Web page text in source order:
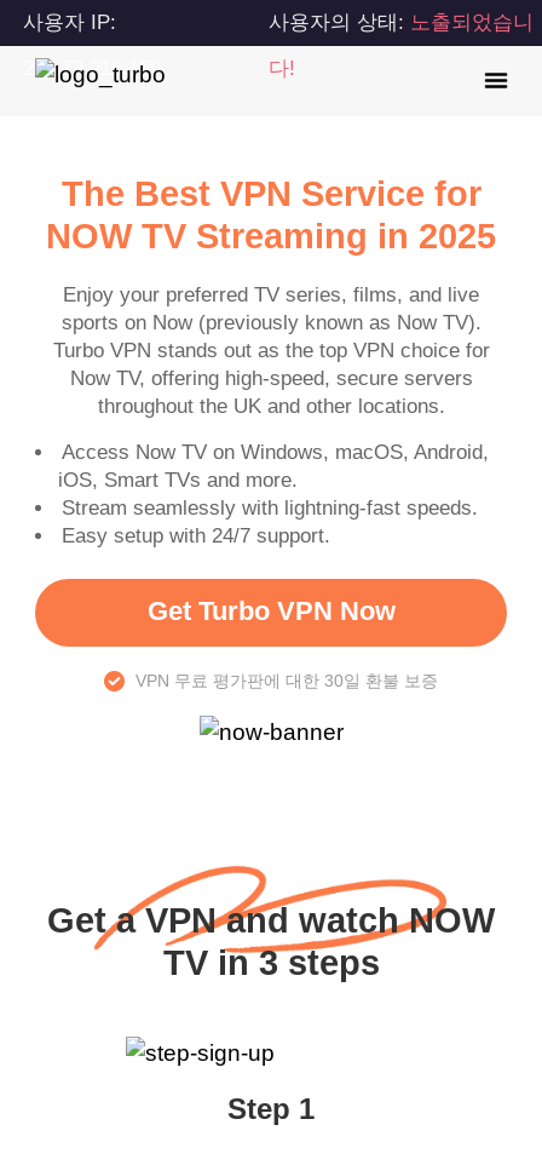
사용자 IP:
216.73.216.159
사용자의 상태: 노출되었습니
다!
The Best VPN Service for
NOW TV Streaming in 2025
Enjoy your preferred TV series, films, and live
sports on Now (previously known as Now TV).
Turbo VPN stands out as the top VPN choice for
Now TV, offering high-speed, secure servers
throughout the UK and other locations.
Access Now TV on Windows, macOS, Android,
iOS, Smart TVs and more.
Stream seamlessly with lightning-fast speeds.
Easy setup with 24/7 support.
Get Turbo VPN Now
VPN 무료 평가판에 대한 30일 환불 보증
Get a VPN and watch NOW
TV in 3 steps
Step 1